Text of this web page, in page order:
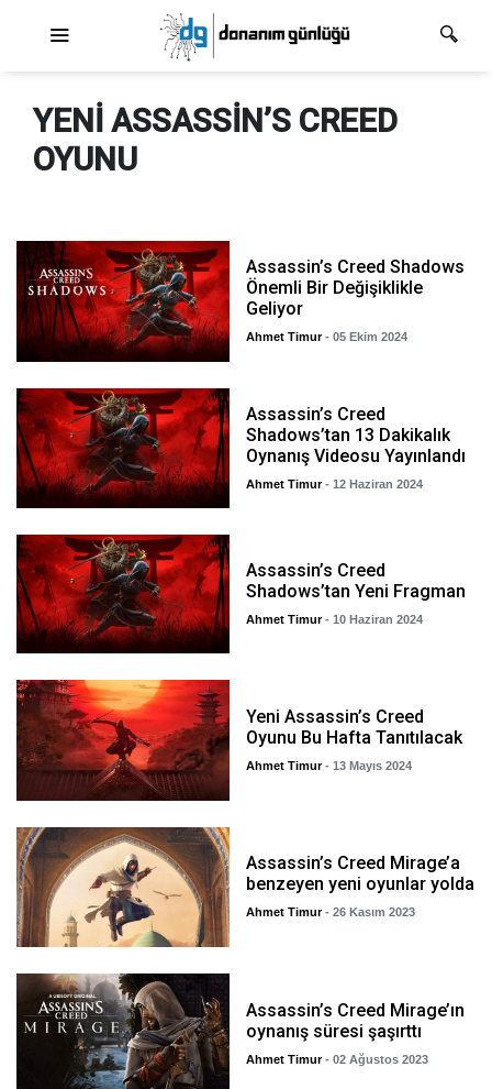
YENI ASSASSIN’S CREED
OYUNU
Assassin’s Creed Shadows
Önemli Bir Değişiklikle
Geliyor
Ahmet Timur - 05 Ekim 2024
Assassin’s Creed
Shadows’tan 13 Dakikalık
Oynanış Videosu Yayınlandı
Ahmet Timur - 12 Haziran 2024
Assassin’s Creed
Shadows’tan Yeni Fragman
Ahmet Timur - 10 Haziran 2024
Yeni Assassin’s Creed
Oyunu Bu Hafta Tanıtılacak
Ahmet Timur - 13 Mayıs 2024
Assassin’s Creed Mirage’a
benzeyen yeni oyunlar yolda
Ahmet Timur - 26 Kasım 2023
Assassin’s Creed Mirage’ın
oynanış süresi şaşırttı
Ahmet Timur - 02 Ağustos 2023